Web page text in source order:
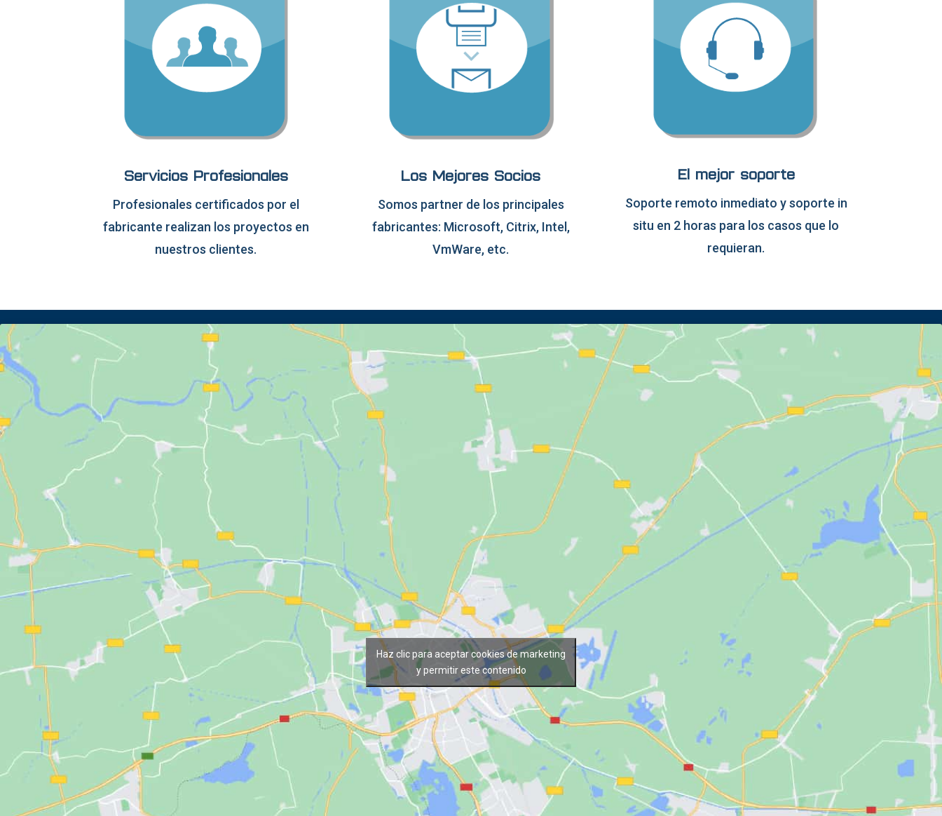
Servicios Profesionales
Profesionales certificados por el
fabricante realizan los proyectos en
nuestros clientes.
Los Mejores Socios
Somos partner de los principales
fabricantes: Microsoft, Citrix, Intel,
VmWare, etc.
El mejor soporte
Soporte remoto inmediato y soporte in
situ en 2 horas para los casos que lo
requieran.
Haz clic para aceptar cookies de marketing
y permitir este contenido